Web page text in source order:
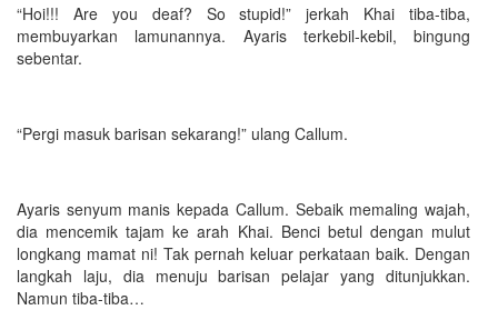
“Hoi!!! Are you deaf? So stupid!” jerkah Khai tiba-tiba,
membuyarkan lamunannya. Ayaris terkebil-kebil, bingung
sebentar.
“Pergi masuk barisan sekarang!” ulang Callum.
Ayaris senyum manis kepada Callum. Sebaik memaling wajah,
dia mencemik tajam ke arah Khai. Benci betul dengan mulut
longkang mamat ni! Tak pernah keluar perkataan baik. Dengan
langkah laju, dia menuju barisan pelajar yang ditunjukkan.
Namun tiba-tiba…